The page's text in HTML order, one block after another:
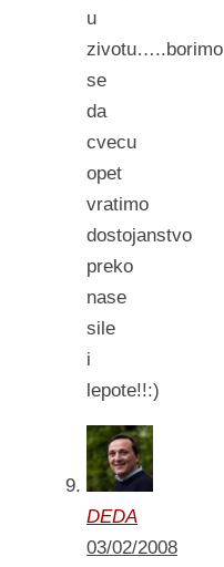
u
zivotu…..borimo
se
da
cvecu
opet
vratimo
dostojanstvo
preko
nase
sile
i
lepote!!:)
DEDA
03/02/2008